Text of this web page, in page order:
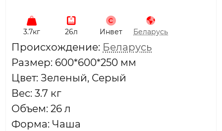
3.7кг 26л Инвет Беларусь
Проиcхождение: Беларусь
Размер: 600*600*250 мм
Цвет: Зеленый, Серый
Вес: 3.7 кг
Объем: 26 л
Форма: Чаша